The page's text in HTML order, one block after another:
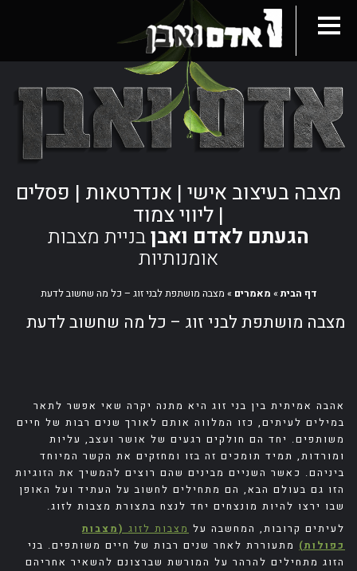
מצבה בעיצוב אישי | אנדרטאות | פסלים
| ליווי צמוד
הגעתם לאדם ואבןבניית מצבות
אומנותיות
דף הבית » מאמרים » מצבה מושתפת לבני זוג – כל מה שחשוב לדעת
מצבה מושתפת לבני זוג – כל מה שחשוב לדעת
אהבה אמיתית בין בני זוג היא מתנה יקרה שאי אפשר לתאר
במילים לעיתים, כזו המלווה אותם לאורך שנים רבות של חיים
משותפים. יחד הם חולקים רגעים של אושר ועצב, עליות
ומורדות, תמיד תומכים זה בזו ומחזקים את הקשר המיוחד
ביניהם. כאשר השניים מבינים שהם רוצים להמשיך את הזוגיות
הזו גם בעולם הבא, הם מתחילים לחשוב על העתיד ועל האופן
שבו ירצו להיות מונצחים יחד לנצח בתצורת מצבות לזוג.
לעיתים קרובות, המחשבה על מצבות לזוג (מצבות
כפולות) מתעוררת לאחר שנים רבות של חיים משותפים. בני
הזוג מתחילים להרהר על המורשת שברצונם להשאיר אחריהם